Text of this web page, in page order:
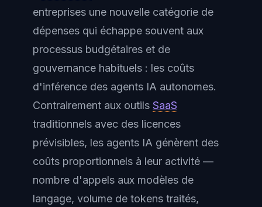
entreprises une nouvelle catégorie de
dépenses qui échappe souvent aux
processus budgétaires et de
gouvernance habituels : les coûts
d'inférence des agents IA autonomes.
Contrairement aux outils SaaS
traditionnels avec des licences
prévisibles, les agents IA génèrent des
coûts proportionnels à leur activité —
nombre d'appels aux modèles de
langage, volume de tokens traités,